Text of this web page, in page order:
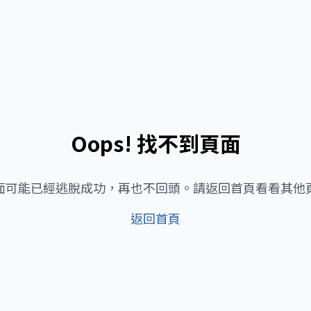
Oops! 找不到頁面
可能已經逃脫成功，再也不回頭。請返回首頁看看其他
返回首頁